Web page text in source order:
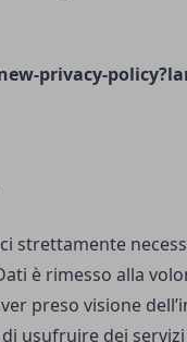
privacy-
strettamente
è rimesso alla
preso visione
usufruire dei